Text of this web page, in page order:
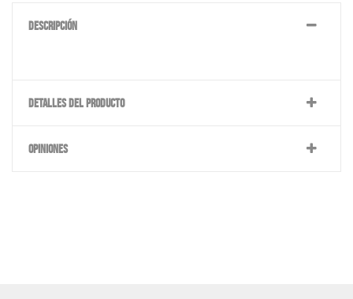
DESCRIPCIÓN
DETALLES DEL PRODUCTO
OPINIONES